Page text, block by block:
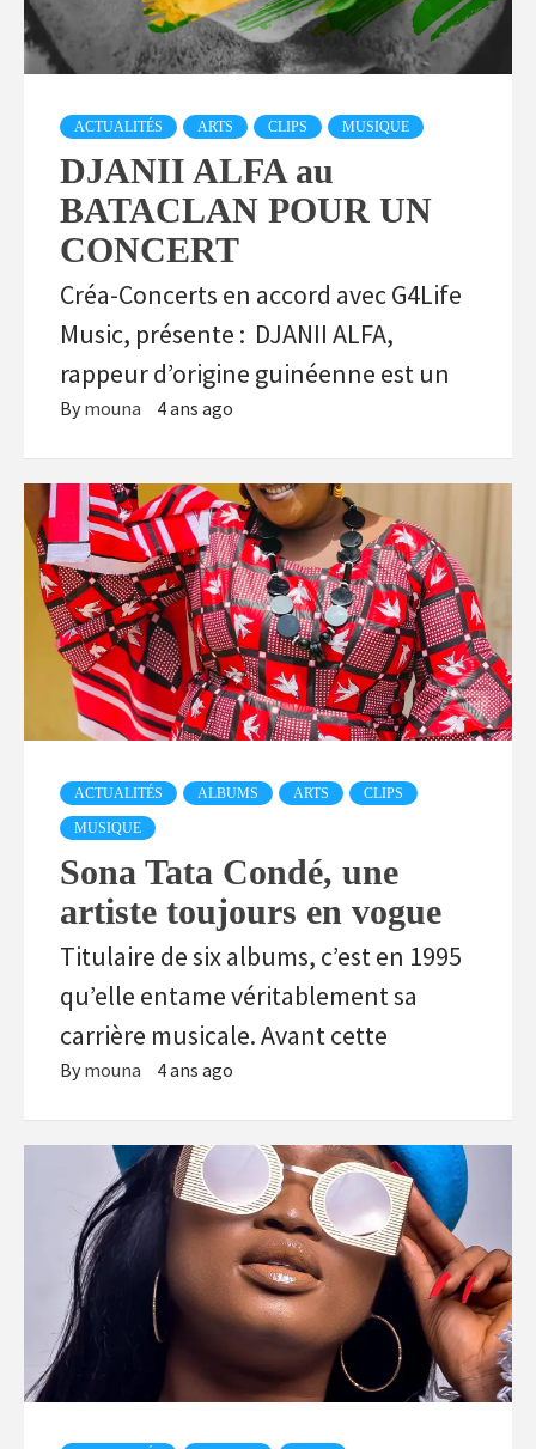
ACTUALITÉS ARTS CLIPS MUSIQUE
DJANII ALFA au
BATACLAN POUR UN
CONCERT
Créa-Concerts en accord avec G4Life
Music, présente : DJANII ALFA,
rappeur d’origine guinéenne est un
By mouna 4 ans ago
ACTUALITÉS ALBUMS ARTS CLIPS
MUSIQUE
Sona Tata Condé, une
artiste toujours en vogue
Titulaire de six albums, c’est en 1995
qu’elle entame véritablement sa
carrière musicale. Avant cette
By mouna 4 ans ago